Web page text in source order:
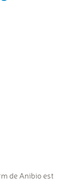
de Anibio est